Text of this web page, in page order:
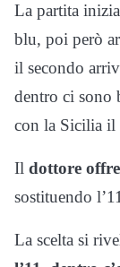
La partita
blu, poi però
il secondo
dentro ci sono
con la Sicilia il
Il dottore
sostituendo
La scelta si